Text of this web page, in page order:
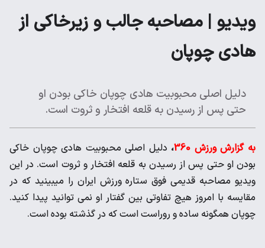
ویدیو | مصاحبه جالب و زیرخاکی از
هادی چوپان
دلیل اصلی محبوبیت هادی چوپان خاکی بودن او
حتی پس از رسیدن به قلعه افتخار و ثروت است.
به گزارش ورزش 360 ، دلیل اصلی محبوبیت هادی چوپان خاکی
بودن او حتی پس از رسیدن به قلعه افتخار و ثروت است. در این
ویدیو مصاحبه قدیمی فوق ستاره ورزش ایران را میبینید که در
مقایسه با امروز هیچ تفاوتی بین گفتار او نمی توانید پیدا کنید.
چوپان همگونه ساده و روراست است که در گذشته بوده است.